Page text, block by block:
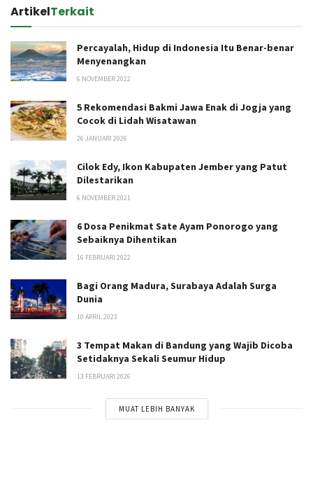
ArtikelTerkait
Percayalah, Hidup di Indonesia Itu Benar-benar
Menyenangkan
6 NOVEMBER 2022
5 Rekomendasi Bakmi Jawa Enak di Jogja yang
Cocok di Lidah Wisatawan
26 JANUARI 2026
Cilok Edy, Ikon Kabupaten Jember yang Patut
Dilestarikan
6 NOVEMBER 2021
6 Dosa Penikmat Sate Ayam Ponorogo yang
Sebaiknya Dihentikan
16 FEBRUARI 2022
Bagi Orang Madura, Surabaya Adalah Surga
Dunia
10 APRIL 2023
3 Tempat Makan di Bandung yang Wajib Dicoba
Setidaknya Sekali Seumur Hidup
13 FEBRUARI 2026
MUAT LEBIH BANYAK